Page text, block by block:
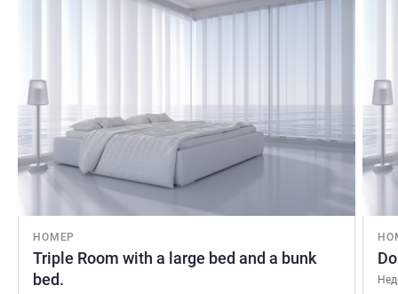
НОМЕР
Triple Room with a large bed and a bunk
bed.